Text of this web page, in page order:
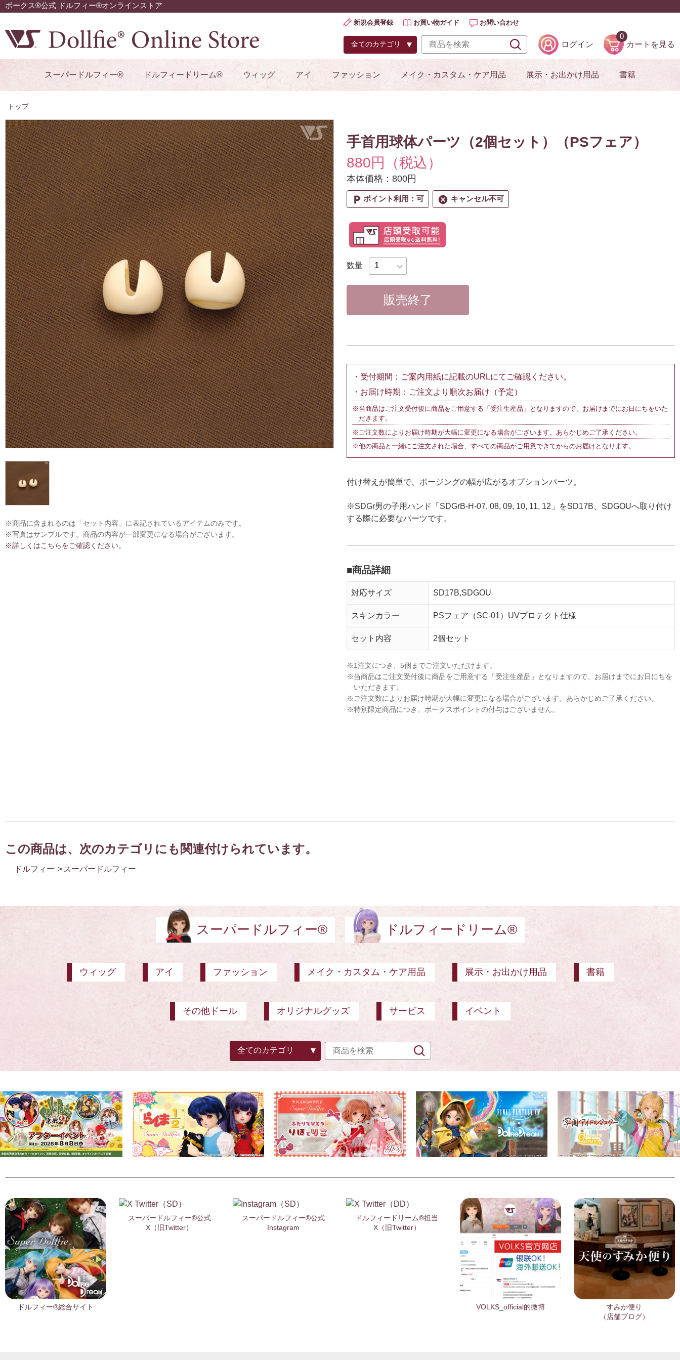
ボークス®公式 ドルフィー®オンラインストア
新規会員登録 お買い物ガイド お問い合わせ
ログイン
0
カートを見る
スーパードルフィー® ドルフィードリーム® ウィッグ アイ ファッション メイク・カスタム・ケア用品 展示・お出かけ用品 書籍
トップ
※商品に含まれるのは「セット内容」に表記されているアイテムのみです。
※写真はサンプルです。商品の内容が一部変更になる場合がございます。
※詳しくはこちらをご確認ください。
手首用球体パーツ（2個セット）（PSフェア）
880円（税込）
本体価格：800円
local_parking ポイント利用：可 cancel キャンセル不可
数量
販売終了
・受付期間：ご案内用紙に記載のURLにてご確認ください。
・お届け時期：ご注文より順次お届け（予定）
※当商品はご注文受付後に商品をご用意する「受注生産品」となりますので、お届けまでにお日にちをいた
だきます。
※ご注文数によりお届け時期が大幅に変更になる場合がございます。あらかじめご了承ください。
※他の商品と一緒にご注文された場合、すべての商品がご用意できてからのお届けとなります。
付け替えが簡単で、ポージングの幅が広がるオプションパーツ。
※SDGr男の子用ハンド「SDGrB-H-07, 08, 09, 10, 11, 12」をSD17B、SDGOUへ取り付け
する際に必要なパーツです。
■商品詳細
対応サイズ SD17B,SDGOU
スキンカラー PSフェア（SC-01）UVプロテクト仕様
セット内容 2個セット
※1注文につき、5個までご注文いただけます。
※当商品はご注文受付後に商品をご用意する「受注生産品」となりますので、お届けまでにお日にちを
いただきます。
※ご注文数によりお届け時期が大幅に変更になる場合がございます。あらかじめご了承ください。
※特別限定商品につき、ボークスポイントの付与はございません。
この商品は、次のカテゴリにも関連付けられています。
ドルフィー > スーパードルフィー
スーパードルフィー® ドルフィードリーム®
ウィッグ アイ ファッション メイク・カスタム・ケア用品 展示・お出かけ用品 書籍
その他ドール オリジナルグッズ サービス イベント
ドルフィー®総合サイト
スーパードルフィー®公式
X（旧Twitter）
スーパードルフィー®公式
Instagram
ドルフィードリーム®担当
X（旧Twitter）
VOLKS_official的微博
すみか便り
（店舗ブログ）